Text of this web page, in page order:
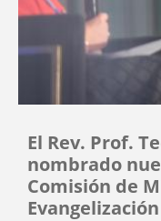
El Rev. Prof.
nombrado
Comisión de